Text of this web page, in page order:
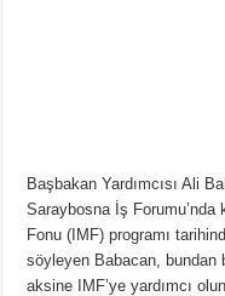
Başbakan Yardımcısı Ali
Saraybosna İş Forumu’nda
Fonu (IMF) programı
söyleyen Babacan, bundan
aksine IMF’ye yardımcı